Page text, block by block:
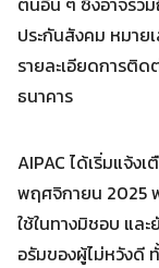
Search
ประกันสังคม หมาย
รายละเอียดการติ
ธนาคาร
AIPAC ได้เริ่มแจ้ง
พฤศจิกายน 2025
ใช้ในทางมิชอบ แล
อรัมของผู้ไม่หวังดี